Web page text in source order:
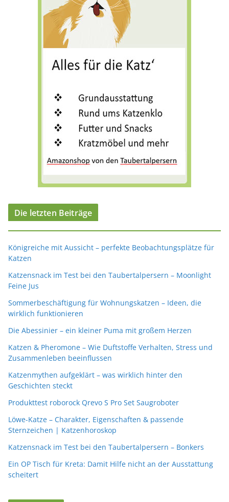
Die letzten Beiträge
Königreiche mit Aussicht – perfekte Beobachtungsplätze für
Katzen
Katzensnack im Test bei den Taubertalpersern – Moonlight
Feine Jus
Sommerbeschäftigung für Wohnungskatzen – Ideen, die
wirklich funktionieren
Die Abessinier – ein kleiner Puma mit großem Herzen
Katzen & Pheromone – Wie Duftstoffe Verhalten, Stress und
Zusammenleben beeinflussen
Katzenmythen aufgeklärt – was wirklich hinter den
Geschichten steckt
Produkttest roborock Qrevo S Pro Set Saugroboter
Löwe-Katze – Charakter, Eigenschaften & passende
Sternzeichen | Katzenhoroskop
Katzensnack im Test bei den Taubertalpersern – Bonkers
Ein OP Tisch für Kreta: Damit Hilfe nicht an der Ausstattung
scheitert